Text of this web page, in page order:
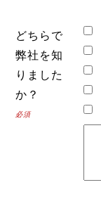
どちらで
弊社を知
りました
か？
必須